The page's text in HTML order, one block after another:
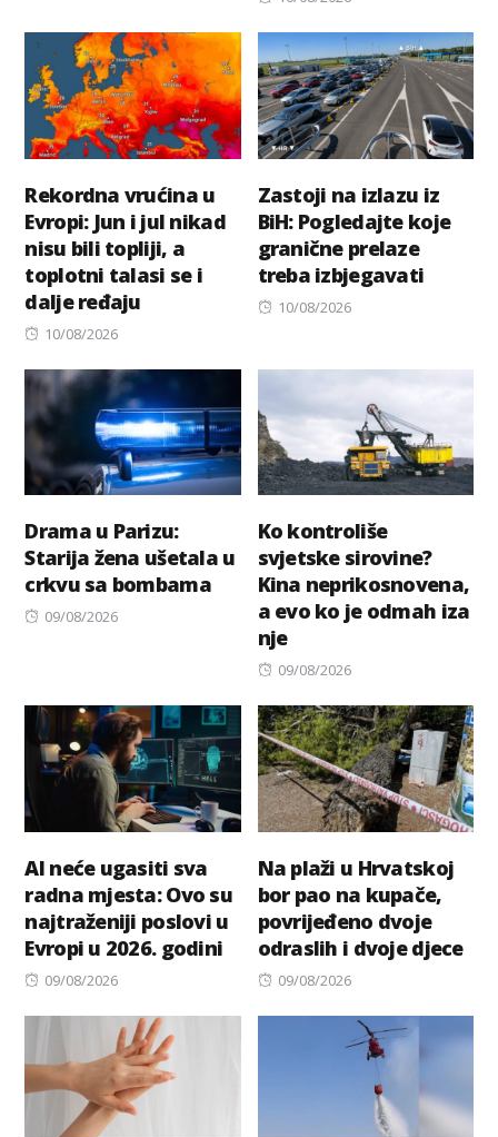
Rekordna vrućina u
Evropi: Jun i jul nikad
nisu bili topliji, a
toplotni talasi se i
dalje ređaju
Posted
10/08/2026
Zastoji na izlazu iz
BiH: Pogledajte koje
granične prelaze
treba izbjegavati
Posted
10/08/2026
Drama u Parizu:
Starija žena ušetala u
crkvu sa bombama
Posted
09/08/2026
Ko kontroliše
svjetske sirovine?
Kina neprikosnovena,
a evo ko je odmah iza
nje
Posted
09/08/2026
AI neće ugasiti sva
radna mjesta: Ovo su
najtraženiji poslovi u
Evropi u 2026. godini
Posted
09/08/2026
Na plaži u Hrvatskoj
bor pao na kupače,
povrijeđeno dvoje
odraslih i dvoje djece
Posted
09/08/2026